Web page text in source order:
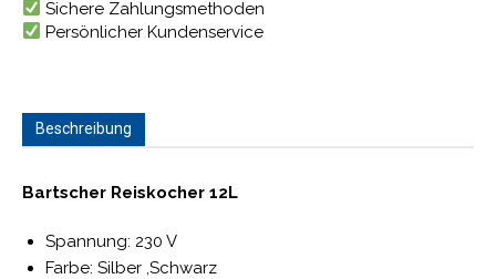
Sichere Zahlungsmethoden
Persönlicher Kundenservice
Beschreibung
Bartscher Reiskocher 12L
Spannung: 230 V
Farbe: Silber ,Schwarz